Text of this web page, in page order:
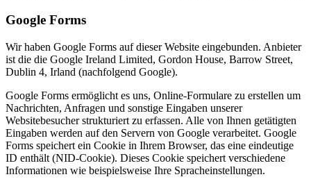
Google Forms
Wir haben Google Forms auf dieser Website eingebunden. Anbieter
ist die die Google Ireland Limited, Gordon House, Barrow Street,
Dublin 4, Irland (nachfolgend Google).
Google Forms ermöglicht es uns, Online-Formulare zu erstellen um
Nachrichten, Anfragen und sonstige Eingaben unserer
Websitebesucher strukturiert zu erfassen. Alle von Ihnen getätigten
Eingaben werden auf den Servern von Google verarbeitet. Google
Forms speichert ein Cookie in Ihrem Browser, das eine eindeutige
ID enthält (NID-Cookie). Dieses Cookie speichert verschiedene
Informationen wie beispielsweise Ihre Spracheinstellungen.